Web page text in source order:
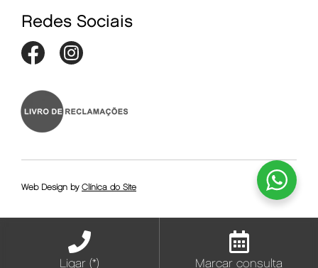
Redes Sociais
Web Design by Clínica do Site
Ligar (*) Marcar consulta